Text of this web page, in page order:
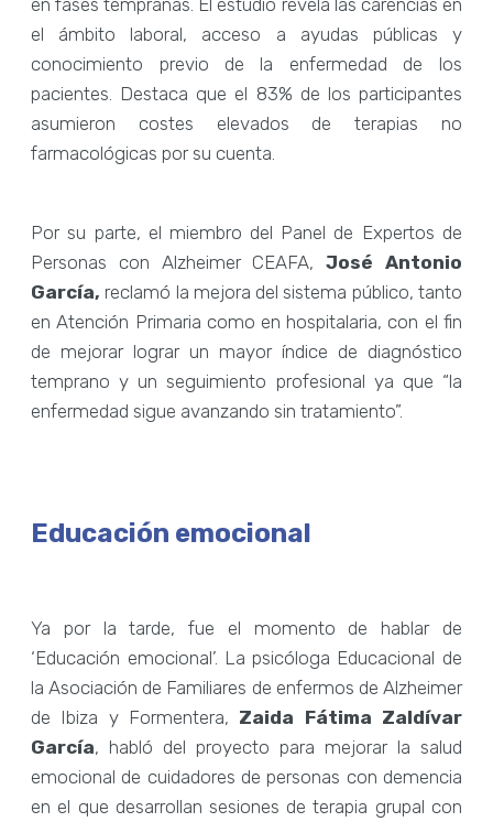
el ámbito laboral, acceso a ayudas públicas y
conocimiento previo de la enfermedad de los
pacientes. Destaca que el 83% de los participantes
asumieron costes elevados de terapias no
farmacológicas por su cuenta.
Por su parte, el miembro del Panel de Expertos de
Personas con Alzheimer CEAFA,José Antonio
García, reclamó la mejora del sistema público, tanto
en Atención Primaria como en hospitalaria, con el fin
de mejorar lograr un mayor índice de diagnóstico
temprano y un seguimiento profesional ya que “la
enfermedad sigue avanzando sin tratamiento”.
Educación emocional
Ya por la tarde, fue el momento de hablar de
‘Educación emocional’. La psicóloga Educacional de
la Asociación de Familiares de enfermos de Alzheimer
de Ibiza y Formentera, Zaida Fátima Zaldívar
García, habló del proyecto para mejorar la salud
emocional de cuidadores de personas con demencia
en el que desarrollan sesiones de terapia grupal con